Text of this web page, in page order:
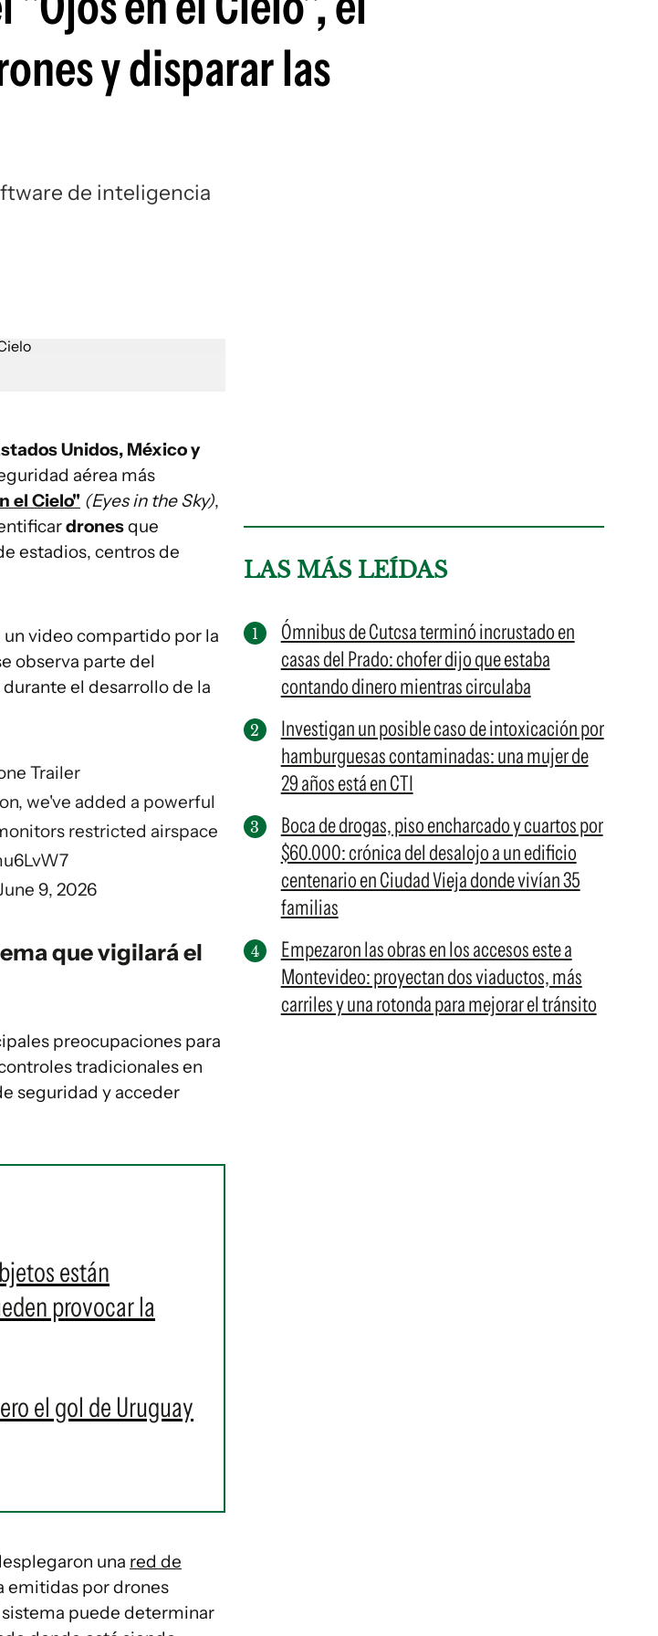
y disparar las
de inteligencia
Unidos, México y
aérea más
el Cielo" (Eyes in the Sky),
dronesque
estadios, centros de
video compartido por la
observa parte del
el desarrollo de la
Trailer
we've added a powerful
restricted airspace
9, 2026
que vigilará el
preocupaciones para
tradicionales en
seguridad y acceder
están
provocar la
el gol de Uruguay
una red de
emitidas por drones
puede determinar
LAS MÁS LEÍDAS
Ómnibus de Cutcsa terminó incrustado en
casas del Prado: chofer dijo que estaba
contando dinero mientras circulaba
Investigan un posible caso de intoxicación por
hamburguesas contaminadas: una mujer de
29 años está en CTI
Boca de drogas, piso encharcado y cuartos por
$60.000: crónica del desalojo a un edificio
centenario en Ciudad Vieja donde vivían 35
familias
Empezaron las obras en los accesos este a
Montevideo: proyectan dos viaductos, más
carriles y una rotonda para mejorar el tránsito